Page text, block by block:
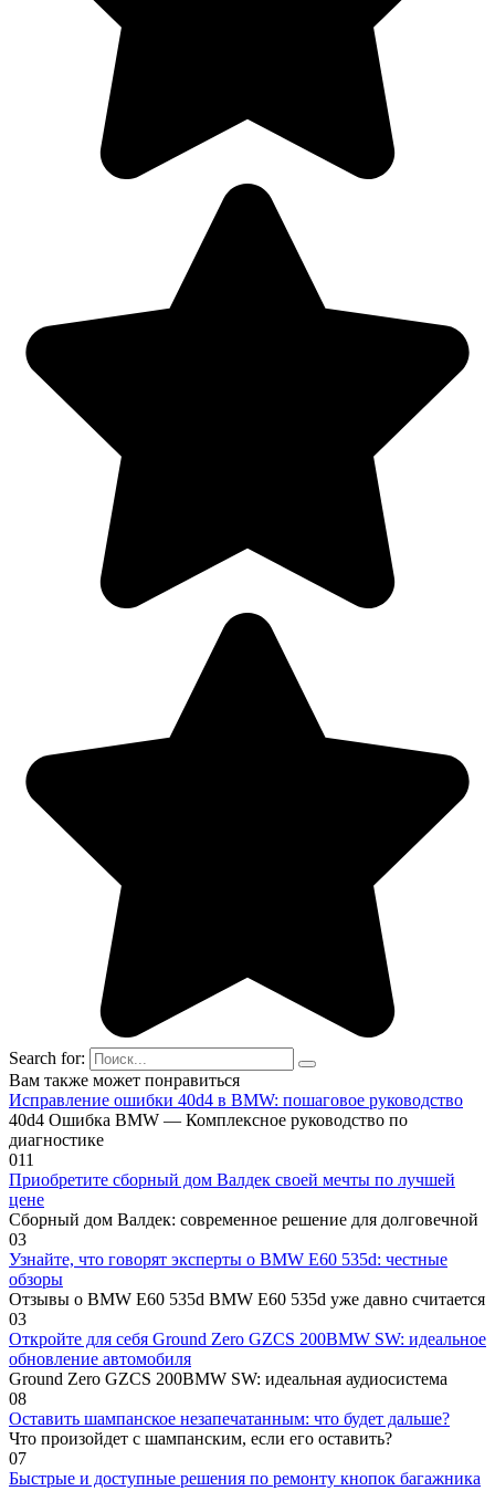
Search for:
Вам также может понравиться
Исправление ошибки 40d4 в BMW: пошаговое руководство
40d4 Ошибка BMW — Комплексное руководство по
диагностике
011
Приобретите сборный дом Валдек своей мечты по лучшей
цене
Сборный дом Валдек: современное решение для долговечной
03
Узнайте, что говорят эксперты о BMW E60 535d: честные
обзоры
Отзывы о BMW E60 535d BMW E60 535d уже давно считается
03
Откройте для себя Ground Zero GZCS 200BMW SW: идеальное
обновление автомобиля
Ground Zero GZCS 200BMW SW: идеальная аудиосистема
08
Оставить шампанское незапечатанным: что будет дальше?
Что произойдет с шампанским, если его оставить?
07
Быстрые и доступные решения по ремонту кнопок багажника